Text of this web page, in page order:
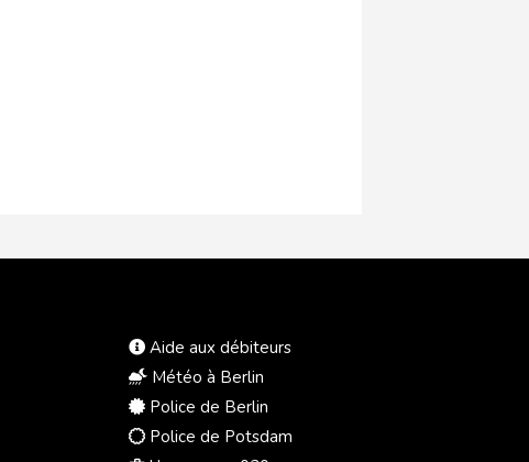
Aide aux débiteurs
Météo à Berlin
Police de Berlin
Police de Potsdam